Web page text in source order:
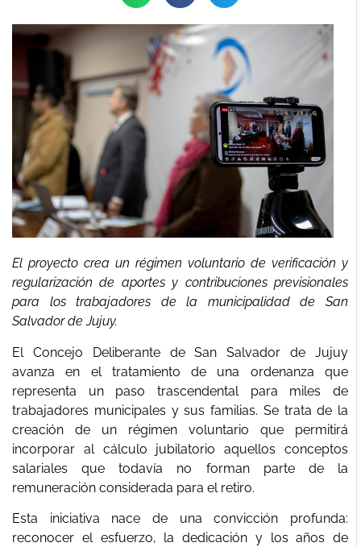
El proyecto crea un régimen voluntario de verificación y
regularización de aportes y contribuciones previsionales
para los trabajadores de la municipalidad de San
Salvador de Jujuy.
El Concejo Deliberante de San Salvador de Jujuy
avanza en el tratamiento de una ordenanza que
representa un paso trascendental para miles de
trabajadores municipales y sus familias. Se trata de la
creación de un régimen voluntario que permitirá
incorporar al cálculo jubilatorio aquellos conceptos
salariales que todavía no forman parte de la
remuneración considerada para el retiro.
Esta iniciativa nace de una convicción profunda:
reconocer el esfuerzo, la dedicación y los años de